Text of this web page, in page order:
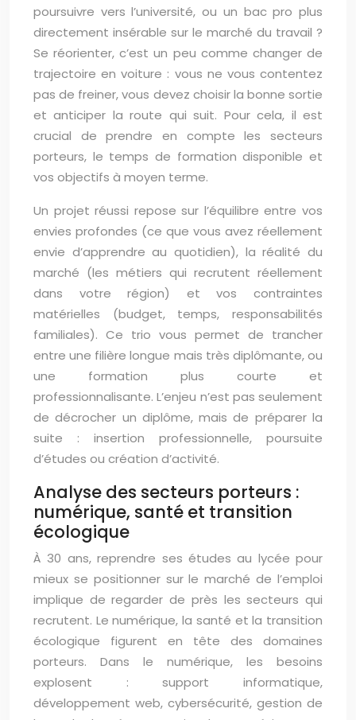
poursuivre vers l’université, ou un bac pro plus
directement insérable sur le marché du travail ?
Se réorienter, c’est un peu comme changer de
trajectoire en voiture : vous ne vous contentez
pas de freiner, vous devez choisir la bonne sortie
et anticiper la route qui suit. Pour cela, il est
crucial de prendre en compte les secteurs
porteurs, le temps de formation disponible et
vos objectifs à moyen terme.
Un projet réussi repose sur l’équilibre entre vos
envies profondes (ce que vous avez réellement
envie d’apprendre au quotidien), la réalité du
marché (les métiers qui recrutent réellement
dans votre région) et vos contraintes
matérielles (budget, temps, responsabilités
familiales). Ce trio vous permet de trancher
entre une filière longue mais très diplômante, ou
une formation plus courte et
professionnalisante. L’enjeu n’est pas seulement
de décrocher un diplôme, mais de préparer la
suite : insertion professionnelle, poursuite
d’études ou création d’activité.
Analyse des secteurs porteurs :
numérique, santé et transition
écologique
À 30 ans, reprendre ses études au lycée pour
mieux se positionner sur le marché de l’emploi
implique de regarder de près les secteurs qui
recrutent. Le numérique, la santé et la transition
écologique figurent en tête des domaines
porteurs. Dans le numérique, les besoins
explosent : support informatique,
développement web, cybersécurité, gestion de